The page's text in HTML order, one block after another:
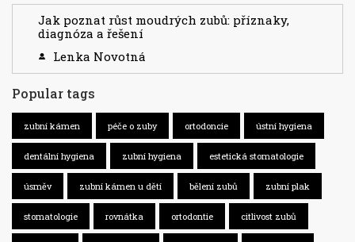
Jak poznat růst moudrých zubů: příznaky,
diagnóza a řešení
Lenka Novotná
Popular tags
zubní kámen péče o zuby ortodoncie ústní hygiena
dentální hygiena zubní hygiena estetická stomatologie
úsměv zubní kámen u dětí bělení zubů zubní plak
stomatologie rovnátka ortodontie citlivost zubů